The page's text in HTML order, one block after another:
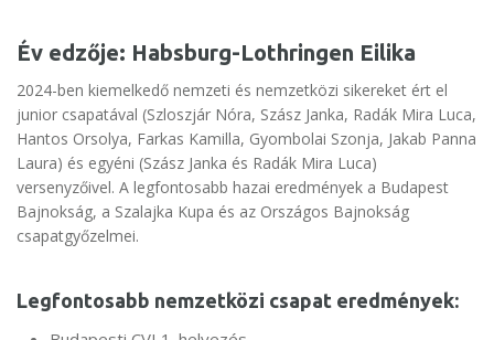
Év edzője: Habsburg-Lothringen Eilika
2024-ben kiemelkedő nemzeti és nemzetközi sikereket ért el
junior csapatával (Szloszjár Nóra, Szász Janka, Radák Mira Luca,
Hantos Orsolya, Farkas Kamilla, Gyombolai Szonja, Jakab Panna
Laura) és egyéni (Szász Janka és Radák Mira Luca)
versenyzőivel. A legfontosabb hazai eredmények a Budapest
Bajnokság, a Szalajka Kupa és az Országos Bajnokság
csapatgyőzelmei.
Legfontosabb nemzetközi csapat eredmények: